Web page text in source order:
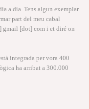
a dia. Tens algun exemplar
part del meu cabal
gmail [dot] com i et diré on
integrada per vora 400
ha arribat a 300.000